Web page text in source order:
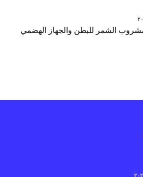
مشروب الشمر للبطن والجهاز الهضمي